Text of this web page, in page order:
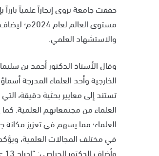
مستوى
والاستشهاد العلمي.
وقال الأستاذ الدكتور أحمد بن
الخارجية وأحد العلماء المدرجة
تستند إلى معايير بحثية دقيقة،
العلماء من مجتمعاتهم العلمية.
العلماء؛ مما يسهم في تعزيز
في مختلف المجالات العلمية،